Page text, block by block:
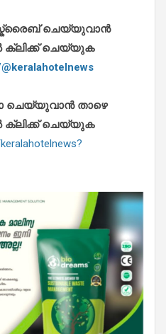
ചെയ്യുവാൻ
ക്ലിക്ക് ചെയ്യുക
താഴെ
ക്ലിക്ക് ചെയ്യുക